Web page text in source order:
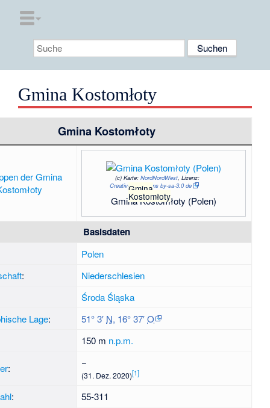
Gmina Kostomłoty
Gmina Kostomłoty
(c)Karte:NordNordWest, Lizenz:
Creative Commons by-sa-3.0 de
Gmina Kostomłoty (Polen)
Gmina
Kostomłoty
Basisdaten
Polen
:
Niederschlesien
Środa Śląska
Lage: 51° 3′ N, 16° 37′O
150 m n.p.m.
: −
(31. Dez. 2020)[1]
:
55-311